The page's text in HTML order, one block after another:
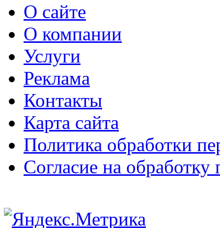
О сайте
О компании
Услуги
Реклама
Контакты
Карта сайта
Политика обработки
Согласие на